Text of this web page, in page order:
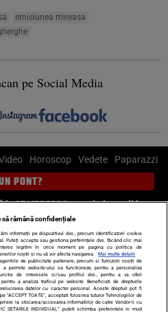
emisiunea mireasa
pe Social Media
Horoscop Vedete Paparazzi
PONT?
la 0741226226 sau trimite mail la
externe
Politică
Dictionar de vise
LIFE STYLE
să rămână confidențiale
informații pe dispozitivul dvs., precum identificatorii cookie
Puteți accepta sau gestiona preferințele dvs. făcând clic mai
legitim în orice moment pe pagina cu politica de
noștri și nu vă vor afecta navigarea.
Mai multe detalii
de publicitate partenere, precum si furnizorii nostri de
permite website-ului sa functioneze, pentru a personaliza
de interesele si/sau profilul dvs., pentru a va oferi
a analiza traficul pe website. Beneficiati de drepturile
datelor cu caracter personal. Aceste drepturi pot fi
“ACCEPT TOATE”, acceptati folosirea tuturor Tehnologiilor de
la stocarea/accesarea informatiilor de catre Vendor-ii cu
SETARILE INDIVIDUAL” puteti schimba preferintele in mod